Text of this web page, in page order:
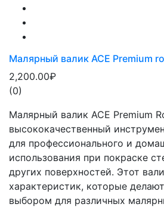
Малярный валик ACE Premium
2,200.00₽
(0)
Малярный валик ACE Premium
высококачественный
для профессионального и
использования при покраске
других поверхностей. Этот
характеристик, которые
выбором для различных